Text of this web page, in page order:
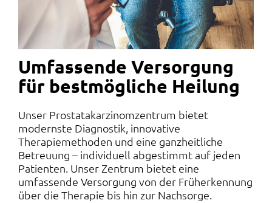
Umfassende Versorgung
für bestmögliche Heilung
Unser Prostatakarzinomzentrum bietet
modernste Diagnostik, innovative
Therapiemethoden und eine ganzheitliche
Betreuung – individuell abgestimmt auf jeden
Patienten. Unser Zentrum bietet eine
umfassende Versorgung von der Früherkennung
über die Therapie bis hin zur Nachsorge.